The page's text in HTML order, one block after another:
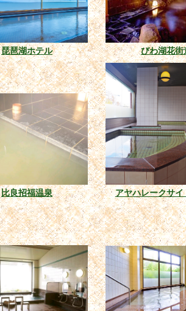
琵琶湖ホテル びわ湖花街
比良招福温泉 アヤハレークサイ